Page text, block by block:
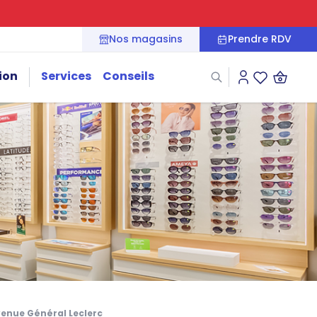
Nos magasins Prendre RDV
Services Conseils
Connexion
Général Leclerc